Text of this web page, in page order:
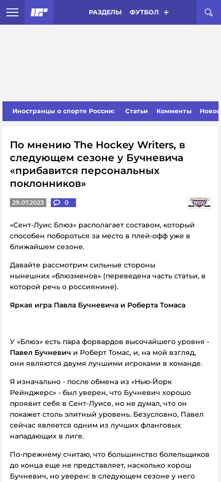
РАЗДЕЛЫ ФУТБОЛ
Иностранцы о спорте России: Статьи Комменты
По мнению The Hockey Writers, в
следующем сезоне у Бучневича
«прибавится персональных
поклонников»
29.07.2023 0
«Сент-Луис Блюз» располагает составом, который
способен побороться за место в плей-офф уже в
ближайшем сезоне.
Давайте рассмотрим сильные стороны
нынешних «блюзменов» (переведена часть статьи, в
которой речь о россиянине).
Яркая игра Павла Бучневича и Роберта Томаса
У «Блюз» есть пара форвардов высочайшего уровня -
Павел Бучневич и Роберт Томас, и, на мой взгляд,
они являются двумя лучшими игроками в команде.
Я изначально - после обмена из «Нью-Йорк
Рейнджерс» - был уверен, что Бучневич хорошо
проявит себя в Сент-Луисе, но не думал, что он
покажет столь элитный уровень. Безусловно, Павел
сейчас является одним из лучших фланговых
нападающих в лиге.
По-прежнему считаю, что большинство болельщиков
до конца еще не представляет, насколько хорош
Бучневич, но уверен: в следующем сезоне у него